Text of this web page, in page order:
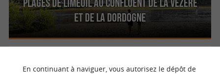
Plages de Limeuil au confluent de la Vézère
et de la Dordogne
En continuant à naviguer, vous autorisez le dépôt de